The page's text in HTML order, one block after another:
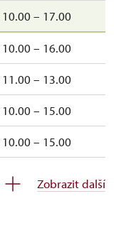
10.00 – 17.00
10.00 – 16.00
11.00 – 13.00
10.00 – 15.00
10.00 – 15.00
uzavřen
Zobrazit další